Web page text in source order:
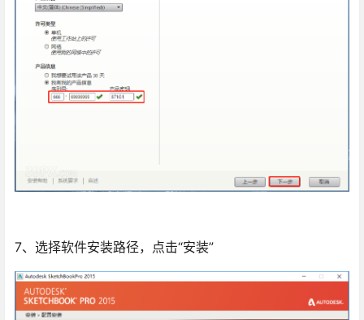
7、选择软件安装路径，点击“安装”